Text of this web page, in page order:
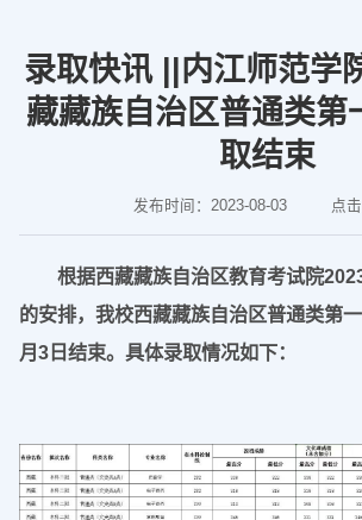
录取快讯 ||内江师范学
藏藏族自治区普通类第
取结束
发布时间：2023-08-03 点
根据西藏藏族自治区教育考试院
的安排，我校西藏藏族自治区普通类第
月3日结束。具体录取情况如下：